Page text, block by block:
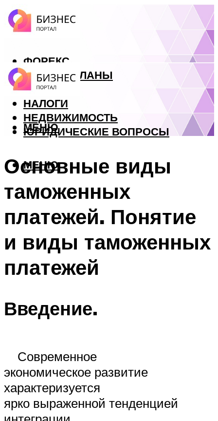
ФОРЕКС
БИЗНЕС ПЛАНЫ
КРЕДИТЫ
НАЛОГИ
НЕДВИЖИМОСТЬ
ЮРИДИЧЕСКИЕ ВОПРОСЫ
МЕНЮ
МЕНЮ
Основные виды
таможенных
платежей. Понятие
и виды таможенных
платежей
Введение.
Современное
экономическое развитие
характеризуется
ярко выраженной тенденцией